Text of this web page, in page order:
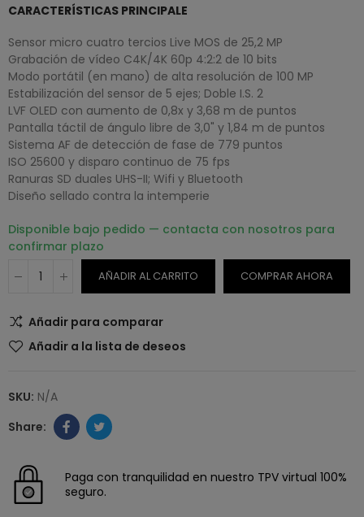
CARACTERÍSTICAS PRINCIPALE
Sensor micro cuatro tercios Live MOS de 25,2 MP
Grabación de vídeo C4K/4K 60p 4:2:2 de 10 bits
Modo portátil (en mano) de alta resolución de 100 MP
Estabilización del sensor de 5 ejes; Doble I.S. 2
LVF OLED con aumento de 0,8x y 3,68 m de puntos
Pantalla táctil de ángulo libre de 3,0" y 1,84 m de puntos
Sistema AF de detección de fase de 779 puntos
ISO 25600 y disparo continuo de 75 fps
Ranuras SD duales UHS-II; Wifi y Bluetooth
Diseño sellado contra la intemperie
Disponible bajo pedido — contacta con nosotros para
confirmar plazo
AÑADIR AL CARRITO COMPRAR AHORA
Añadir para comparar
Añadir a la lista de deseos
SKU: N/A
Paga con tranquilidad en nuestro TPV virtual 100%
seguro.